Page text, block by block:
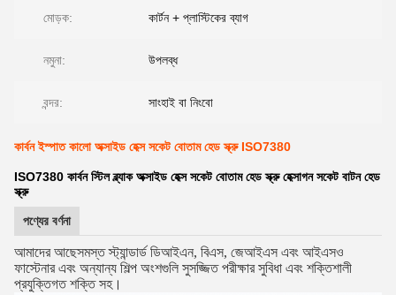
মোড়ক: কার্টন + প্লাস্টিকের ব্যাগ
নমুনা: উপলব্ধ
বন্দর: সাংহাই বা নিংবো
কার্বন ইস্পাত কালো অক্সাইড হেক্স সকেট বোতাম হেড স্ক্রু ISO7380
ISO7380 কার্বন স্টিল ব্ল্যাক অক্সাইড হেক্স সকেট বোতাম হেড স্ক্রু হেক্সাগন সকেট বাটন হেড
স্ক্রু
পণ্যের বর্ণনা
আমাদের আছেসমস্ত স্ট্যান্ডার্ড ডিআইএন, বিএস, জেআইএস এবং আইএসও
ফাস্টেনার এবং অন্যান্য শিল্প অংশগুলি সুসজ্জিত পরীক্ষার সুবিধা এবং শক্তিশালী
প্রযুক্তিগত শক্তি সহ।